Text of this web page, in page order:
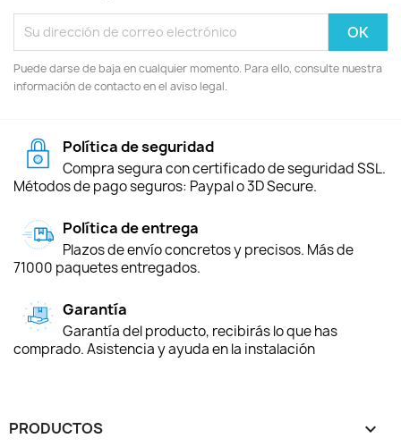
Puede darse de baja en cualquier momento. Para ello, consulte nuestra
información de contacto en el aviso legal.
Política de seguridad
Compra segura con certificado de seguridad SSL.
Métodos de pago seguros: Paypal o 3D Secure.
Política de entrega
Plazos de envío concretos y precisos. Más de
71000 paquetes entregados.
Garantía
Garantía del producto, recibirás lo que has
comprado. Asistencia y ayuda en la instalación
PRODUCTOS 